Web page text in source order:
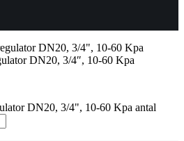
DN20, 3/4″, 10-60 Kpa
DN20, 3/4", 10-60 Kpa antal